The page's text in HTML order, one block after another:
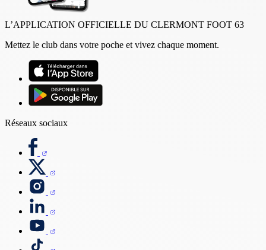
L’APPLICATION OFFICIELLE DU CLERMONT FOOT 63
Mettez le club dans votre poche et vivez chaque moment.
Réseaux sociaux